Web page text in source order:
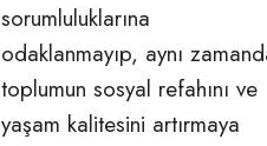
sorumluluklarına
odaklanmayıp, aynı
toplumun sosyal refahını ve
yaşam kalitesini artırmaya